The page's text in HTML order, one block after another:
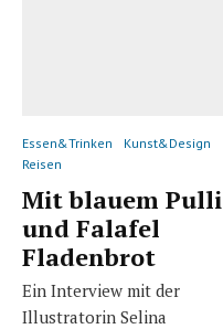
Essen&Trinken
Kunst&Design
Reisen
Mit blauem Pulli
und Falafel
Fladenbrot
Ein Interview mit der
Illustratorin Selina